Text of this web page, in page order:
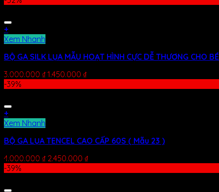
+
Xem Nhanh
BỘ GA SILK LỤA MẪU HOẠT HÌNH CỰC DỄ THƯƠNG CHO
3.000.000 ₫ 1.450.000 ₫
-39%
+
Xem Nhanh
BỘ GA LỤA TENCEL CAO CẤP 60S ( Mẫu 23 )
4.000.000 ₫ 2.450.000 ₫
-39%